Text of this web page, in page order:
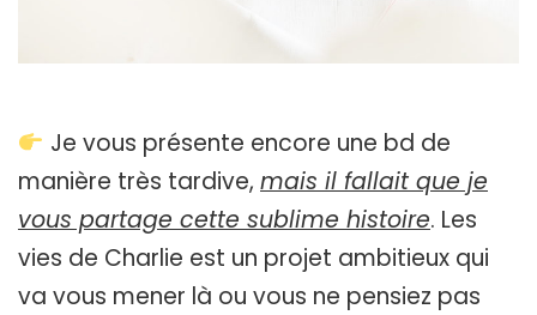
Je vous présente encore une bd de
manière très tardive, mais il fallait que je
vous partage cette sublime histoire. Les
vies de Charlie est un projet ambitieux qui
va vous mener là ou vous ne pensiez pas